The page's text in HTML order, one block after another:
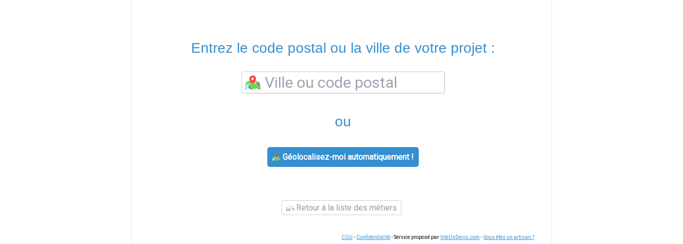
Entrez le code postal ou la ville de votre projet :
ou
Géolocalisez-moi automatiquement !
Retour à la liste des métiers
CGU - Confidentialité- Service proposé parViteUnDevis.com -Vous êtes un artisan ?